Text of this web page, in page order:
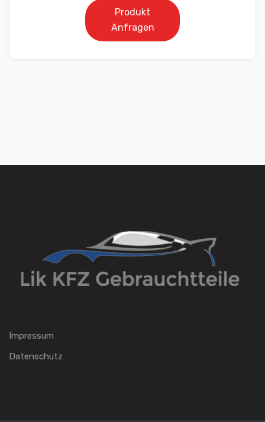
Produkt
Anfragen
Impressum
Datenschutz